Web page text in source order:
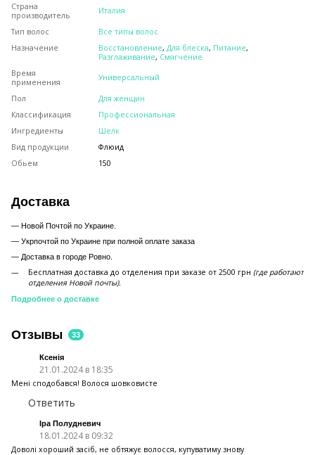
Страна
производитель
Италия
Тип волос
Все типы волос
Назначение
Восстановление, Для блеска, Питание,
Разглаживание, Смягчение
Время
применения
Универсальный
Пол
Для женщин
Классификация
Профессиональная
Ингредиенты
Шелк
Вид продукции
Флюид
Обьем
150
Доставка
— Новой Почтой по Украине.
— Укрпочтой по Украине при полной оплате заказа
— Доставка в городе Ровно.
Бесплатная доставка до отделения при заказе от 2500 грн (где работают
отделения Новой почты).
Подробнее о доставке
Отзывы 33
Ксенія
21.01.2024 в 18:35
Мені сподобався! Волося шовковисте
Ответить
Іра Полудневич
18.01.2024 в 09:32
Доволі хороший засіб, не обтяжує волосся, купуватиму знову